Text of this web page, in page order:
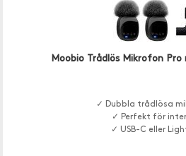
Moobio Trådlös Mikrofon
✓ Dubbla trådlösa
✓ Perfekt för
✓ USB-C eller